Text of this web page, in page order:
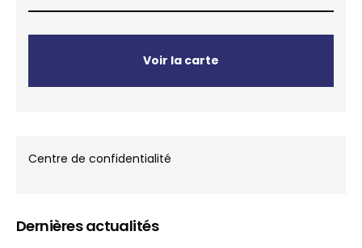
Voir la carte
Centre de confidentialité
Dernières actualités